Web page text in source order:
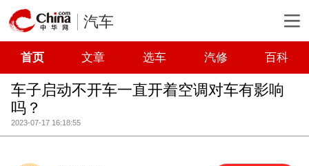
汽车
首页 文章 选车 汽修 百科
车子启动不开车一直开着空调对车有影响
吗？
2023-07-17 16:18:55